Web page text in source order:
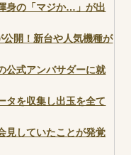
身の「マジか…」が出
開！新台や人気機種が
公式アンバサダーに就
タを収集し出玉を全て
見していたことが発覚